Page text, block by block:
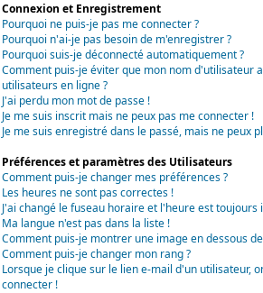
Connexion et Enregistrement
Pourquoi ne puis-je pas me connecter ?
Pourquoi n'ai-je pas besoin de m'enregistrer ?
Pourquoi suis-je déconnecté automatiquement ?
Comment puis-je éviter que mon nom d'utilisateur
utilisateurs en ligne ?
J'ai perdu mon mot de passe !
Je me suis inscrit mais ne peux pas me connecter !
Je me suis enregistré dans le passé, mais ne peux
Préférences et paramètres des Utilisateurs
Comment puis-je changer mes préférences ?
Les heures ne sont pas correctes !
J'ai changé le fuseau horaire et l'heure est toujours
Ma langue n'est pas dans la liste !
Comment puis-je montrer une image en dessous
Comment puis-je changer mon rang ?
Lorsque je clique sur le lien e-mail d'un utilisateur,
connecter !